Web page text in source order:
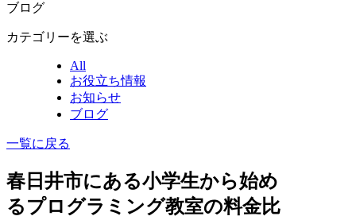
ブログ
カテゴリーを選ぶ
All
お役立ち情報
お知らせ
ブログ
一覧に戻る
春日井市にある小学生から始め
るプログラミング教室の料金比